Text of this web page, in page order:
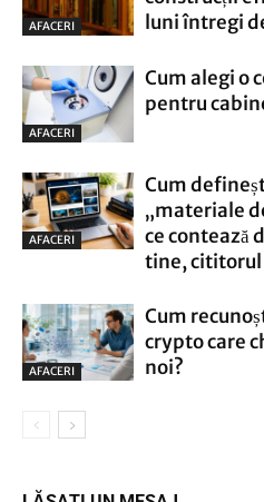
AFACERI
luni întregi
AFACERI
Cum alegi o
pentru
AFACERI
Cum
„materiale
ce contează
tine, cititorul
AFACERI
Cum
crypto care
noi?